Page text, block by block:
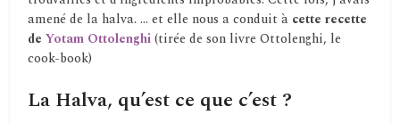
amené de la halva. … et elle nous a conduit à cette recette
deYotam Ottolenghi(tirée de son livre Ottolenghi, le
cook-book)
La Halva, qu’est ce que c’est ?